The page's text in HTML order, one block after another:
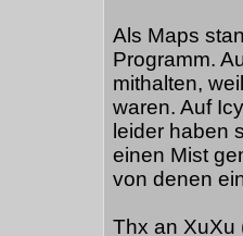
Als Maps
Programm.
mithalten,
waren. Auf
leider haben
einen Mist
von denen
Thx an XuXu